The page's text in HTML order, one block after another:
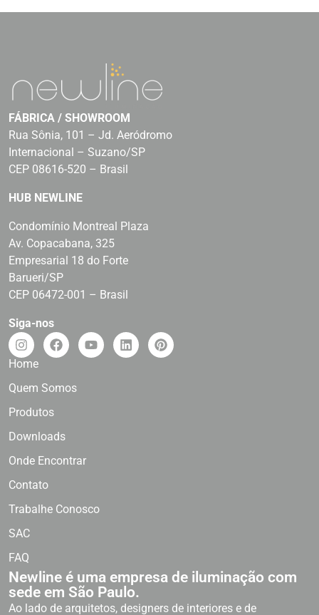
FÁBRICA / SHOWROOM
Rua Sônia, 101 – Jd. Aeródromo
Internacional – Suzano/SP
CEP 08616-520 – Brasil
HUB NEWLINE
Condomínio Montreal Plaza
Av. Copacabana, 325
Empresarial 18 do Forte
Barueri/SP
CEP 06472-001 – Brasil
Siga-nos
Home
Quem Somos
Produtos
Downloads
Onde Encontrar
Contato
Trabalhe Conosco
SAC
FAQ
Newline é uma empresa de iluminação com
sede em São Paulo.
Ao lado de arquitetos, designers de interiores e de